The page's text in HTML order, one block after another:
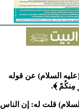
السلام) عن قوله
مِنكُمْ ﴾.
قلت له: إن الناس